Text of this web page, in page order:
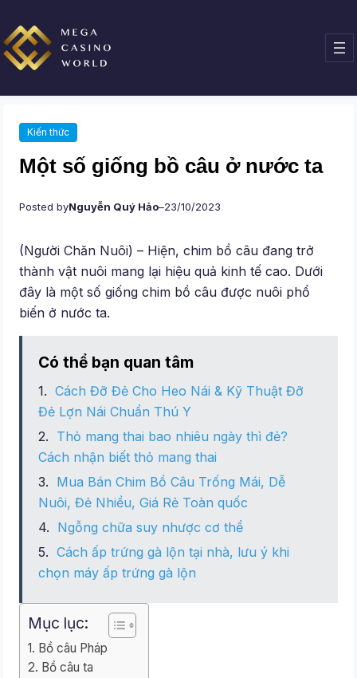
đến
phần
nội
dung
Kiến thức
Một số giống bồ câu ở nước ta
Posted byNguyễn Quý Hảo–23/10/2023
(Người Chăn Nuôi) – Hiện, chim bồ câu đang trở
thành vật nuôi mang lại hiệu quả kinh tế cao. Dưới
đây là một số giống chim bồ câu được nuôi phổ
biến ở nước ta.
Có thể bạn quan tâm
Cách Đỡ Đẻ Cho Heo Nái & Kỹ Thuật Đỡ
Đẻ Lợn Nái Chuẩn Thú Y
Thỏ mang thai bao nhiêu ngày thì đẻ?
Cách nhận biết thỏ mang thai
Mua Bán Chim Bồ Câu Trống Mái, Dễ
Nuôi, Đẻ Nhiều, Giá Rẻ Toàn quốc
Ngỗng chữa suy nhược cơ thể
Cách ấp trứng gà lộn tại nhà, lưu ý khi
chọn máy ấp trứng gà lộn
Mục lục:
Bồ câu Pháp
Bồ câu ta